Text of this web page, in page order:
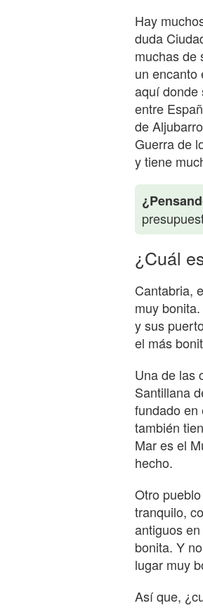
Hay
duda
muchas de
un encanto
aquí donde
entre
de
Guerra de
y tiene
¿Cuál
Cantabria,
muy
y sus
el más
Una de las
Santillana
fundado en
también
Mar es el
hecho.
Otro
tranquilo,
antiguos
bonita. Y
lugar muy
Así que,